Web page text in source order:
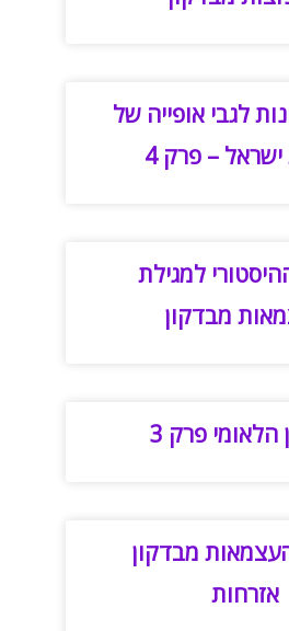
לגבי אופייה של
– פרק 4
למגילת
מבדקון
הלאומי פרק 3
מבדקון
אזרחות